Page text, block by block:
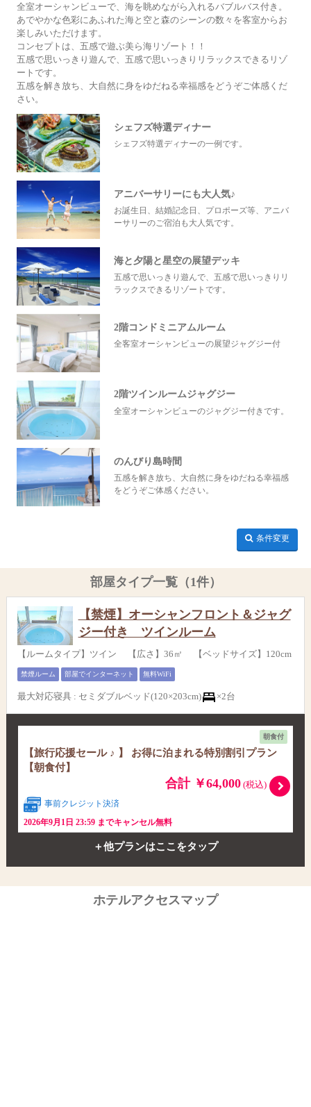
全室オーシャンビューで、海を眺めながら入れるバブルバス付き。
あでやかな色彩にあふれた海と空と森のシーンの数々を客室からお
楽しみいただけます。
コンセプトは、五感で遊ぶ美ら海リゾート！！
五感で思いっきり遊んで、五感で思いっきりリラックスできるリゾ
ートです。
五感を解き放ち、大自然に身をゆだねる幸福感をどうぞご体感くだ
さい。
シェフズ特選ディナー
シェフズ特選ディナーの一例です。
アニバーサリーにも大人気♪
お誕生日、結婚記念日、プロポーズ等、アニバ
ーサリーのご宿泊も大人気です。
海と夕陽と星空の展望デッキ
五感で思いっきり遊んで、五感で思いっきりリ
ラックスできるリゾートです。
2階コンドミニアムルーム
全客室オーシャンビューの展望ジャグジー付
2階ツインルームジャグジー
全室オーシャンビューのジャグジー付きです。
のんびり島時間
五感を解き放ち、大自然に身をゆだねる幸福感
をどうぞご体感ください。
条件変更
部屋タイプ一覧（1件）
【禁煙】オーシャンフロント＆ジャグ
ジー付き ツインルーム
【ルームタイプ】ツイン 【広さ】36㎡ 【ベッドサイズ】120cm
禁煙ルーム 部屋でインターネット 無料WiFi
最大対応寝具 : セミダブルベッド(120×203cm) ×2台
朝食付
【旅行応援セール ♪ 】 お得に泊まれる特別割引プラン
【朝食付】
合計 ￥64,000(税込)
事前クレジット決済
2026年9月1日 23:59 までキャンセル無料
＋他プランはここをタップ
ホテルアクセスマップ